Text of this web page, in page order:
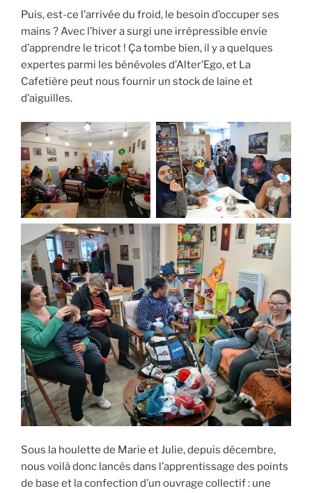
Puis, est-ce l’arrivée du froid, le besoin d’occuper ses
mains ? Avec l’hiver a surgi une irrépressible envie
d’apprendre le tricot ! Ça tombe bien, il y a quelques
expertes parmi les bénévoles d’Alter’Ego, et La
Cafetière peut nous fournir un stock de laine et
d’aiguilles.
Sous la houlette de Marie et Julie, depuis décembre,
nous voilà donc lancés dans l’apprentissage des points
de base et la confection d’un ouvrage collectif : une